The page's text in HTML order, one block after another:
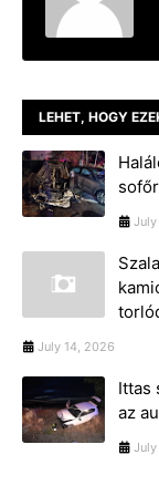
LEHET, HOGY
July
July 14, 2026
Ittas
az